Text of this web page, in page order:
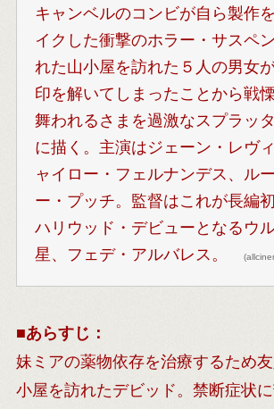
キャンベルのコンビが自ら製作
イクした衝撃のホラー・サスペ
れた山小屋を訪れた５人の男女
印を解いてしまったことから戦
舞われるさまを過激なスプラッ
に描く。主演はジェーン・レヴ
ャイロー・フェルナンデス、ル
ー・プッチ。監督はこれが長編
ハリウッド・デビューとなるウ
星、フェデ・アルバレス。
■あらすじ：
妹ミアの薬物依存を治療するため
小屋を訪れたデビッド。禁断症状